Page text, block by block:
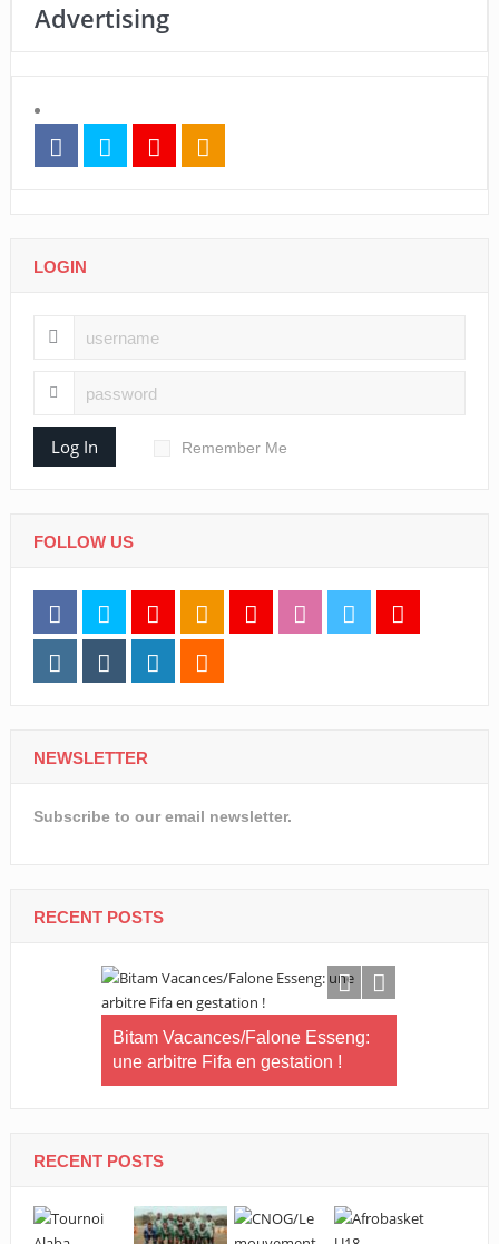
Advertising
LOGIN
Log In Remember Me
FOLLOW US
NEWSLETTER
Subscribe to our email newsletter.
RECENT POSTS
Bitam Vacances/Falone Esseng:
une arbitre Fifa en gestation !
RECENT POSTS